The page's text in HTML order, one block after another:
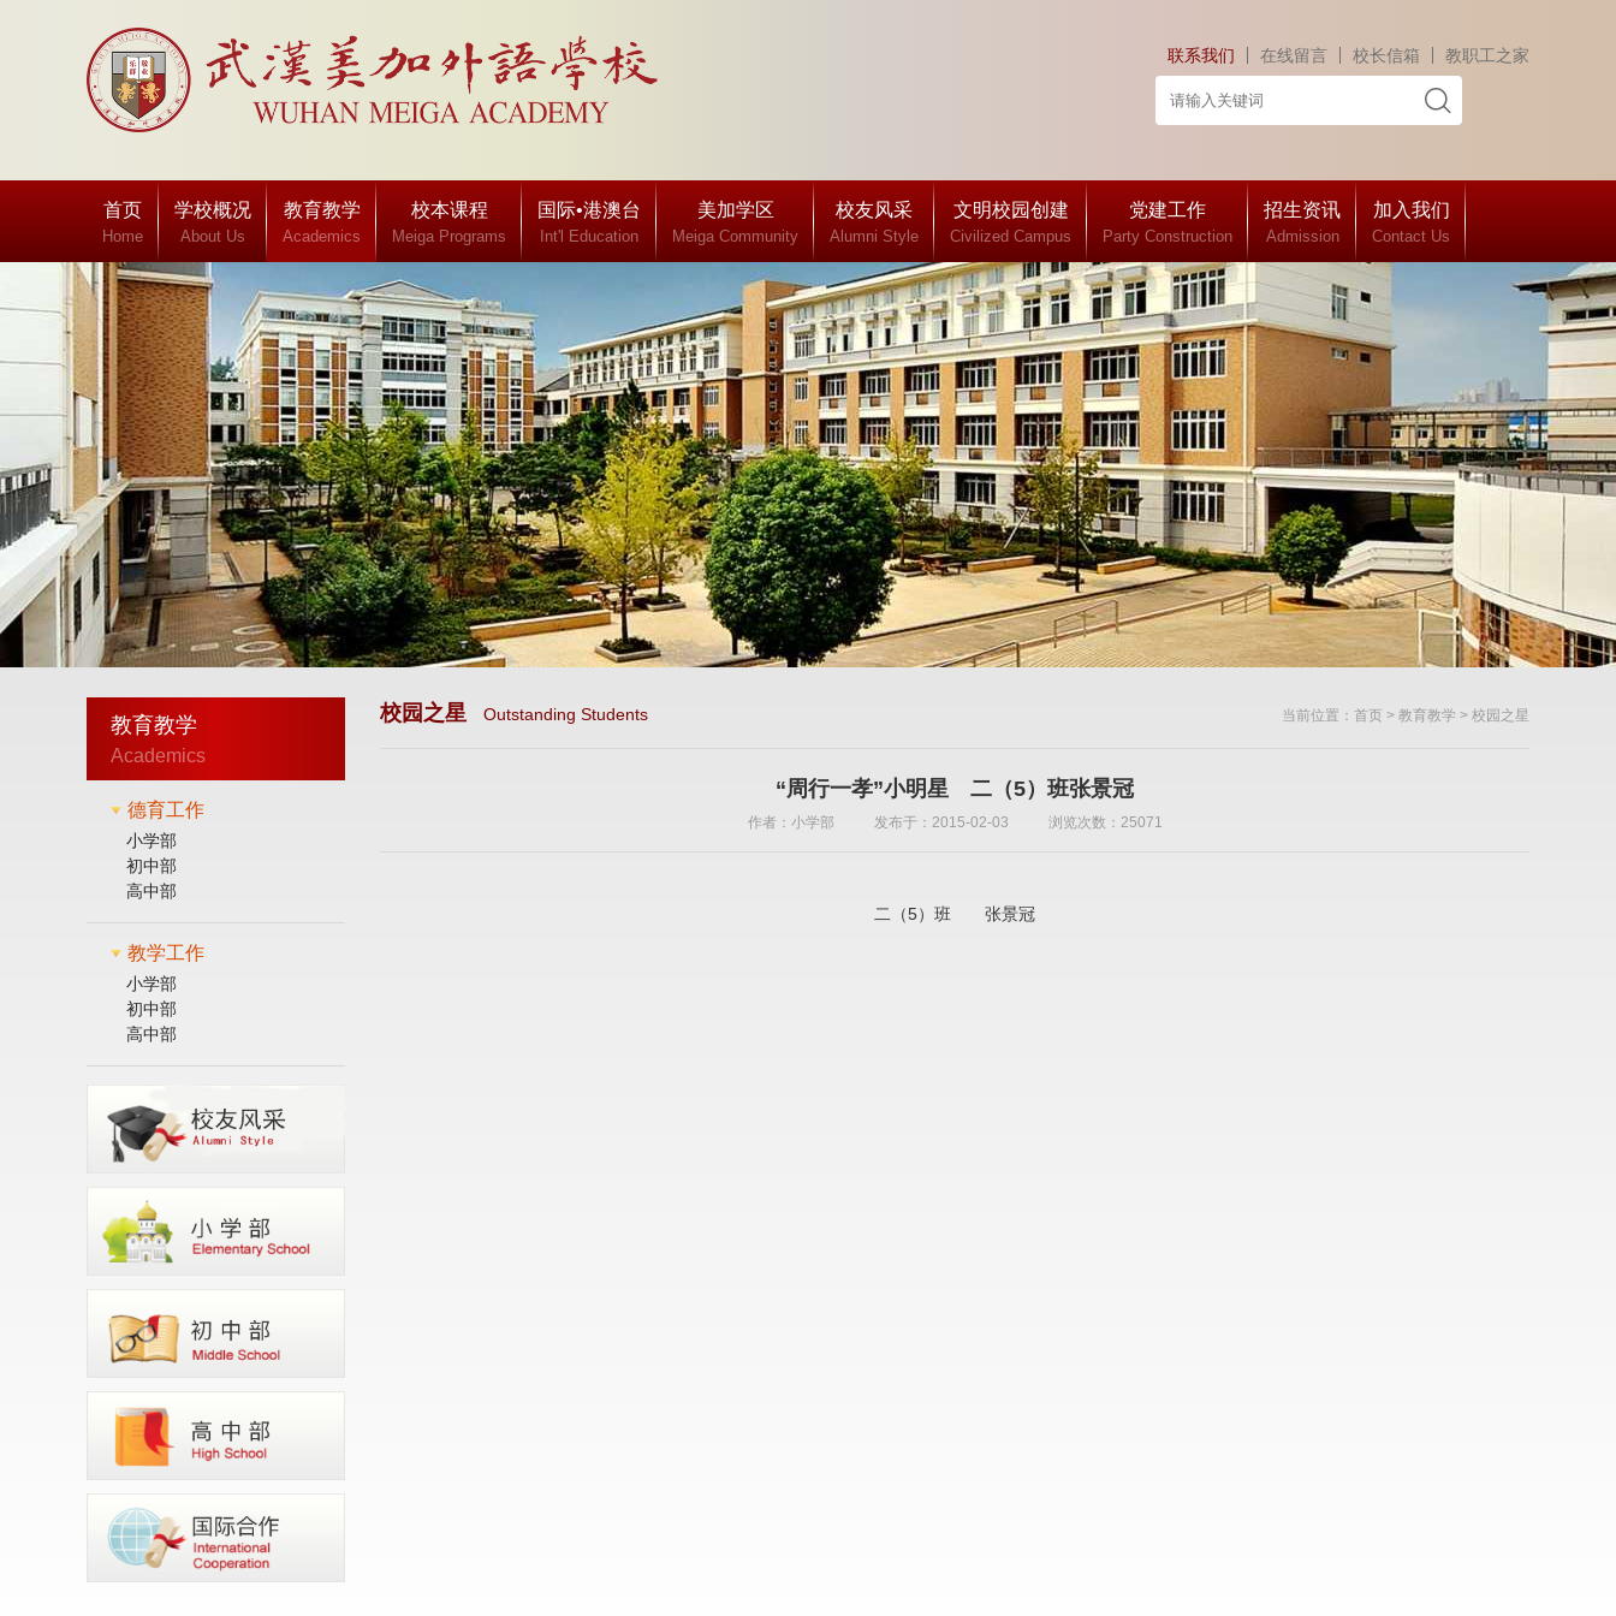
联系我们 在线留言 校长信箱 教职工之家
首页
Home
学校概况
About Us
教育教学
Academics
校本课程
Meiga Programs
国际•港澳台
Int'l Education
美加学区
Meiga Community
校友风采
Alumni Style
文明校园创建
Civilized Campus
党建工作
Party Construction
招生资讯
Admission
加入我们
Contact Us
班级博客
Class blog
教育教学
Academics
德育工作
小学部
初中部
高中部
教学工作
小学部
初中部
高中部
校园之星 Outstanding Students 当前位置： 首页 > 教育教学 > 校园之星
“周行一孝”小明星 二（5）班张景冠
作者：小学部 发布于：2015-02-03 浏览次数：25071
二（5）班 张景冠